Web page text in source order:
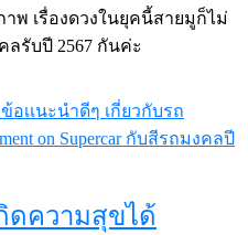
พ เรื่องดวงในยุคนี้สายมูก็ไม่
รับปี 2567 กันค่ะ
อเเนะนำดีๆ เกี่ยวกับรถ
on Supercar กับสีรถมงคลปี
ดความสุขได้